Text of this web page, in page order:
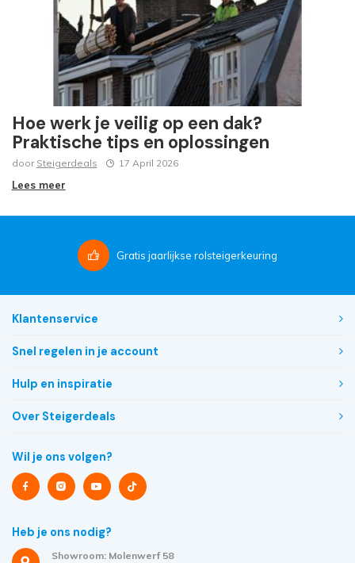
Hoe werk je veilig op een dak?
Praktische tips en oplossingen
door Steigerdeals 17 April 2026
Lees meer
Gratis jaarlijkse rolsteigerkeuring
Klantenservice
Snel regelen in je account
Hulp en inspiratie
Over Steigerdeals
Wil je ons volgen?
Heb je ons nodig?
Showroom: Molenwerf 58